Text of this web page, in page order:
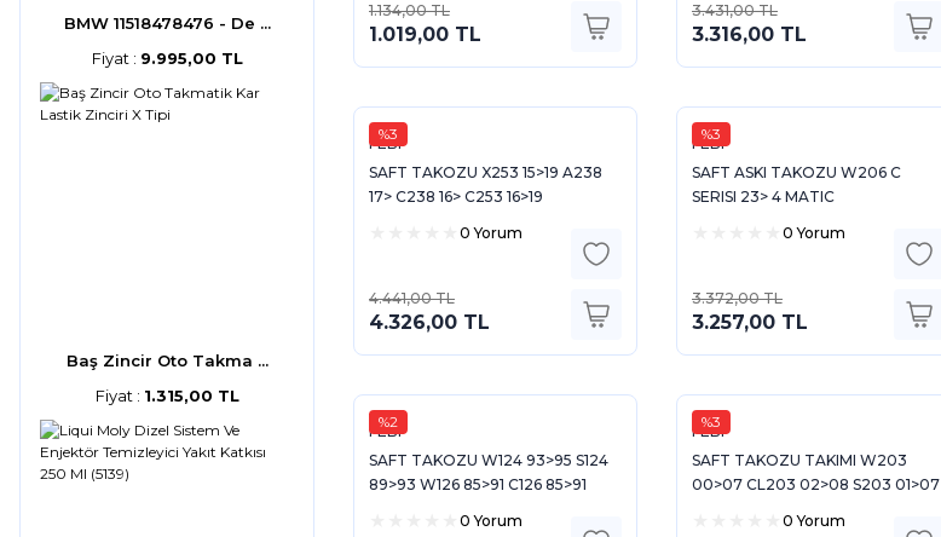
BMW 11518478476 - De ...
Fiyat : 9.995,00 TL
Baş Zincir Oto Takma ...
Fiyat : 1.315,00 TL
1.134,00 TL
1.019,00 TL
3.431,00 TL
3.316,00 TL
%3
FEBI
SAFT TAKOZU X253 15>19 A238
17> C238 16> C253 16>19
0 Yorum
4.441,00 TL
4.326,00 TL
%3
FEBI
SAFT ASKI TAKOZU W206 C
SERISI 23> 4 MATIC
0 Yorum
3.372,00 TL
3.257,00 TL
%2
FEBI
SAFT TAKOZU W124 93>95 S124
89>93 W126 85>91 C126 85>91
0 Yorum
%3
FEBI
SAFT TAKOZU TAKIMI W203
00>07 CL203 02>08 S203 01>07
0 Yorum